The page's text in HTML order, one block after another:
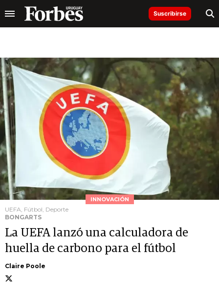
Suscribirse
INNOVACIÓN
UEFA, Fútbol, Deporte
BONGARTS
La UEFA lanzó una calculadora de
huella de carbono para el fútbol
Claire Poole